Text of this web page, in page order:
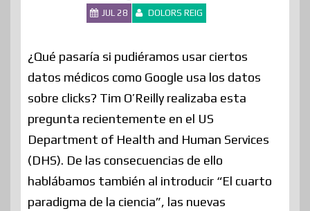
JUL 28 DOLORS REIG
¿Qué pasaría si pudiéramos usar ciertos
datos médicos como Google usa los datos
sobre clicks? Tim O’Reilly realizaba esta
pregunta recientemente en el US
Department of Health and Human Services
(DHS). De las consecuencias de ello
hablábamos también al introducir “El cuarto
paradigma de la ciencia”, las nuevas